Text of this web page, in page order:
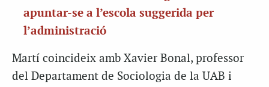
apuntar-se a l’escola suggerida per
l’administració
Martí coincideix amb Xavier Bonal, professor
del Departament de Sociologia de la UAB i